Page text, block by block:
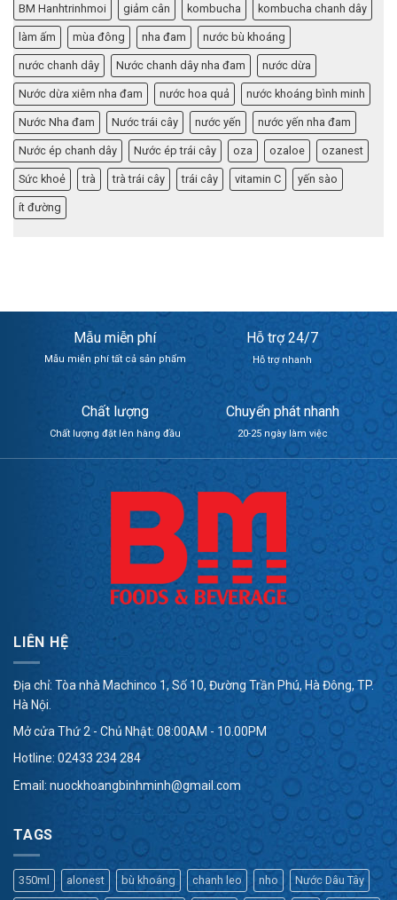
BM Hanhtrinhmoi giảm cân kombucha kombucha chanh dây
làm ấm mùa đông nha đam nước bù khoáng
nước chanh dây Nước chanh dây nha đam nước dừa
Nước dừa xiêm nha đam nước hoa quả nước khoáng bình minh
Nước Nha đam Nước trái cây nước yến nước yến nha đam
Nước ép chanh dây Nước ép trái cây oza ozaloe ozanest
Sức khoẻ trà trà trái cây trái cây vitamin C yến sào
ít đường
Mẫu miễn phí
Mẫu miễn phí tất cả sản phẩm
Hỗ trợ 24/7
Hỗ trợ nhanh
Chất lượng
Chất lượng đặt lên hàng đầu
Chuyển phát nhanh
20-25 ngày làm việc
LIÊN HỆ
Địa chỉ: Tòa nhà Machinco 1, Số 10, Đường Trần Phú, Hà Đông, TP.
Hà Nội.
Mở cửa Thứ 2 - Chủ Nhật: 08:00AM - 10.00PM
Hotline: 02433 234 284
Email: nuockhoangbinhminh@gmail.com
TAGS
350ml alonest bù khoáng chanh leo nho Nước Dâu Tây